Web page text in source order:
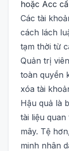
hoặc Acc
Các tài
cách lách
tạm thời từ
Quản trị
toàn quyền
xóa tài
Hậu quả là
tài liệu
mây. Tệ
minh nhân